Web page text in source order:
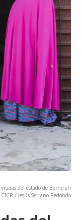
del estado de Borno en
/ Jesús Serrano Redondo